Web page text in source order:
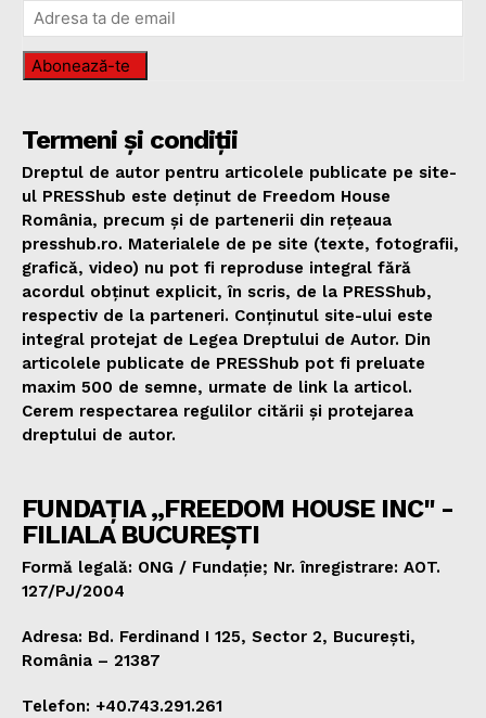
Abonează-te
Termeni și condiții
Dreptul de autor pentru articolele publicate pe site-
ul PRESShub este deținut de Freedom House
România, precum și de partenerii din rețeaua
presshub.ro. Materialele de pe site (texte, fotografii,
grafică, video) nu pot fi reproduse integral fără
acordul obținut explicit, în scris, de la PRESShub,
respectiv de la parteneri. Conținutul site-ului este
integral protejat de Legea Dreptului de Autor. Din
articolele publicate de PRESShub pot fi preluate
maxim 500 de semne, urmate de link la articol.
Cerem respectarea regulilor citării și protejarea
dreptului de autor.
FUNDAȚIA „FREEDOM HOUSE INC" -
FILIALA BUCUREȘTI
Formă legală: ONG / Fundație; Nr. înregistrare: AOT.
127/PJ/2004
Adresa: Bd. Ferdinand I 125, Sector 2, București,
România – 21387
Telefon: +40.743.291.261